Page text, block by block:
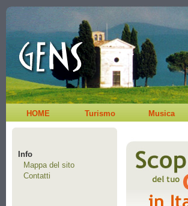
HOME Turismo Musica
Info
Mappa del sito
Contatti